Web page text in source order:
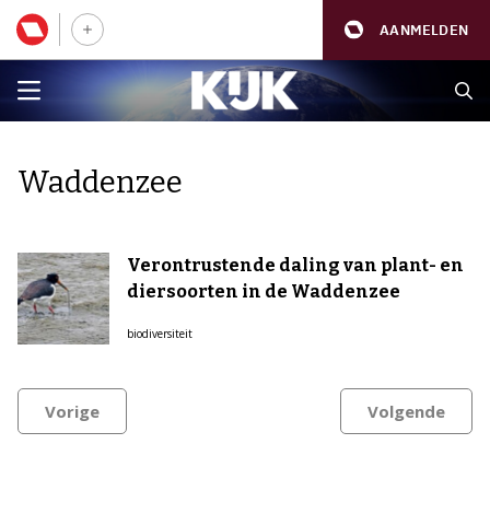
AANMELDEN
Waddenzee
Verontrustende daling van plant- en
diersoorten in de Waddenzee
biodiversiteit
Vorige Volgende